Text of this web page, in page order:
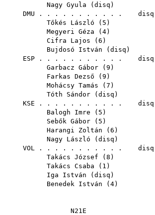
Nagy Gyula ( disq )
DMU . . . . . . . . . . . disq
Tőkés László ( 5 )
Megyeri Géza ( 4)
Cifra Lajos ( 6 )
Bujdosó István ( disq )
ESP . . . . . . . . . . . disq
Garbacz Gábor ( 9 )
Farkas Dezső ( 9 )
Mohácsy Tamás ( 7 )
Tóth Sándor ( disq )
KSE . . . . . . . . . . . disq
Balogh Imre ( 5 )
Sebők Gábor ( 5 )
Harangi Zoltán ( 6 )
Nagy László ( disq )
VOL . . . . . . . . . . . disq
Takács József ( 8 )
Takács Csaba ( 1 )
Iga István ( disq )
Benedek István ( 4)
N21E